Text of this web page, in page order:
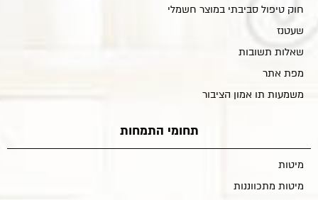
חוק טיפול סביבתי במוצר חשמלי
שעטנז
שאלות תשובות
מפת אתר
משמעות תו אמון הציבור
תחומי התמחות
מיטות
מיטות מתכווננות